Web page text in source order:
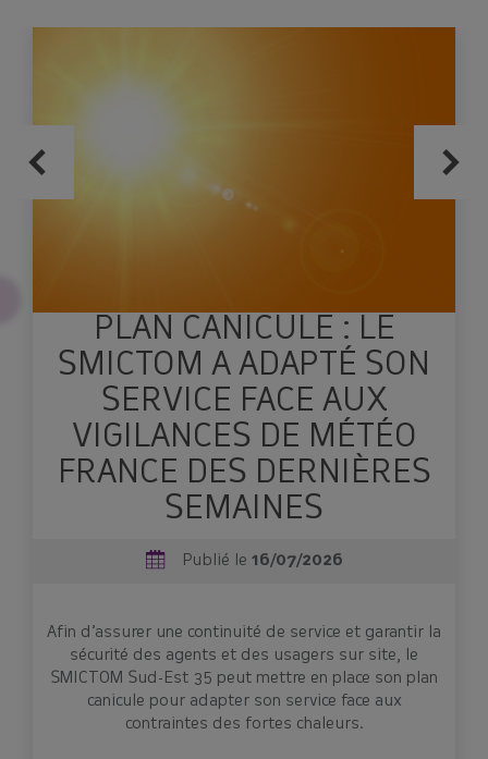
PLAN CANICULE : LE
SMICTOM A ADAPTÉ SON
SERVICE FACE AUX
VIGILANCES DE MÉTÉO
FRANCE DES DERNIÈRES
SEMAINES
Publié le 16/07/2026
Afin d’assurer une continuité de service et garantir la
sécurité des agents et des usagers sur site, le
SMICTOM Sud-Est 35 peut mettre en place son plan
canicule pour adapter son service face aux
contraintes des fortes chaleurs.